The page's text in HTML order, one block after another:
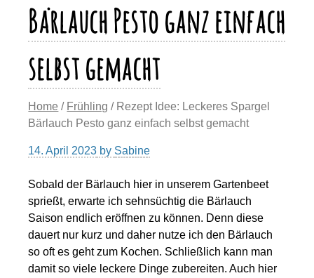
Bärlauch Pesto ganz einfach
selbst gemacht
Home / Frühling / Rezept Idee: Leckeres Spargel
Bärlauch Pesto ganz einfach selbst gemacht
14. April 2023 by Sabine
Sobald der Bärlauch hier in unserem Gartenbeet
sprießt, erwarte ich sehnsüchtig die Bärlauch
Saison endlich eröffnen zu können. Denn diese
dauert nur kurz und daher nutze ich den Bärlauch
so oft es geht zum Kochen. Schließlich kann man
damit so viele leckere Dinge zubereiten. Auch hier